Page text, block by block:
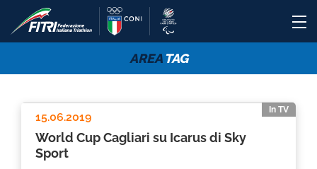
AREATAG
In TV
15.06.2019
World Cup Cagliari su Icarus di Sky
Sport